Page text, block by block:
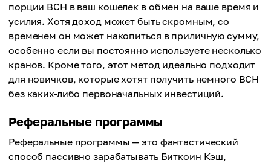
порции BCH в ваш кошелек в обмен на ваше время и
усилия. Хотя доход может быть скромным, со
временем он может накопиться в приличную сумму,
особенно если вы постоянно используете несколько
кранов. Кроме того, этот метод идеально подходит
для новичков, которые хотят получить немного BCH
без каких-либо первоначальных инвестиций.
Реферальные программы
Реферальные программы — это фантастический
способ пассивно зарабатывать Биткоин Кэш,